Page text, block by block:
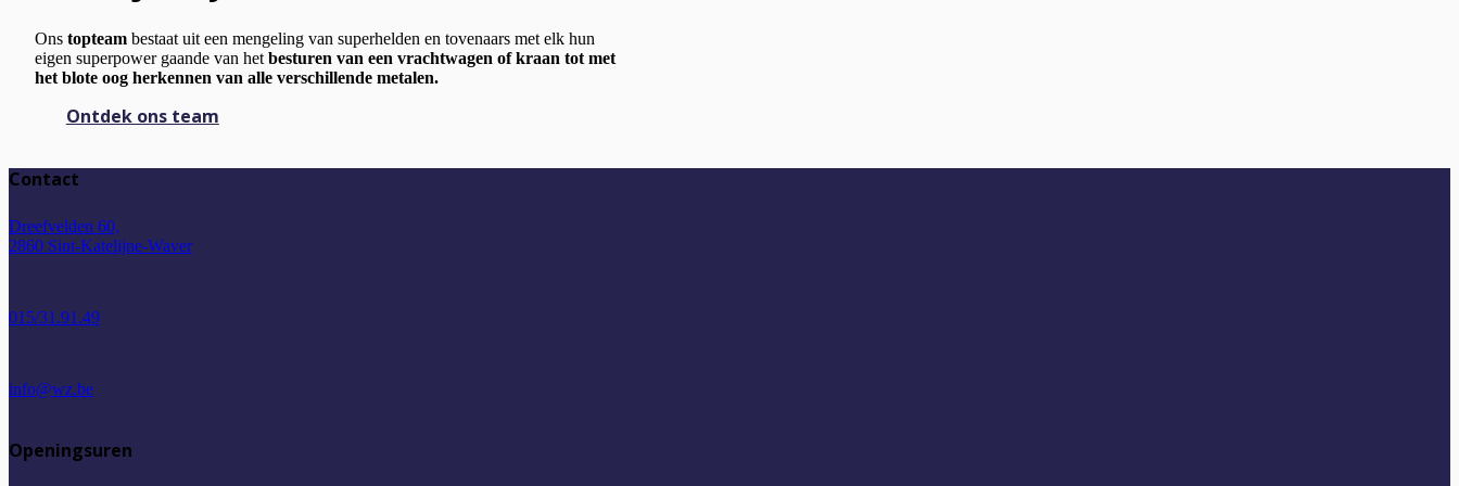
Ons topteam bestaat uit een mengeling van superhelden en tovenaars met elk hun
eigen superpower gaande van het besturen van een vrachtwagen of kraan tot met
het blote oog herkennen van alle verschillende metalen.
Ontdek ons team
Contact
Dreefvelden 60,
2860 Sint-Katelijne-Waver
015/31.91.49
info@wz.be
Openingsuren